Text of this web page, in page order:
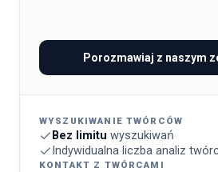
Porozmawiaj z naszym
WYSZUKIWANIE TWÓRCÓW
Bez limitu wyszukiwań
Indywidualna liczba analiz
KONTAKT Z TWÓRCAMI